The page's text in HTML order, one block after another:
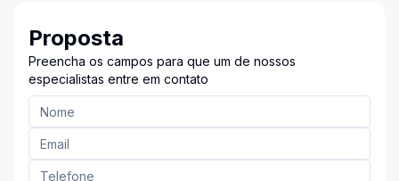
Proposta
Preencha os campos para que um de nossos
especialistas entre em contato